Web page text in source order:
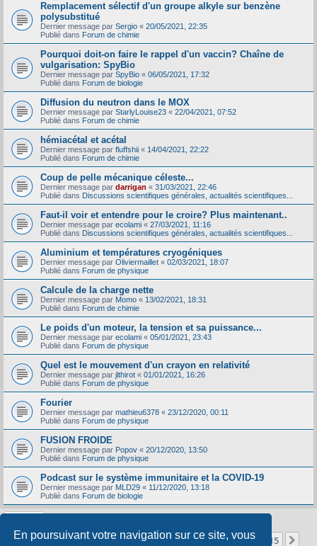
En poursuivant votre navigation sur ce site, vous
Remplacement sélectif d'un groupe alkyle sur benzène
polysubstitué
Dernier message par Sergio « 20/05/2021, 22:35
Publié dans Forum de chimie
Pourquoi doit-on faire le rappel d'un vaccin? Chaîne de
vulgarisation: SpyBio
Dernier message par SpyBio « 06/05/2021, 17:32
Publié dans Forum de biologie
Diffusion du neutron dans le MOX
Dernier message par StarlyLouise23 « 22/04/2021, 07:52
Publié dans Forum de chimie
hémiacétal et acétal
Dernier message par fluffshii « 14/04/2021, 22:22
Publié dans Forum de chimie
Coup de pelle mécanique céleste...
Dernier message par darrigan « 31/03/2021, 22:46
Publié dans Discussions scientifiques générales, actualités scientifiques...
Faut-il voir et entendre pour le croire? Plus maintenant..
Dernier message par ecolami « 27/03/2021, 11:16
Publié dans Discussions scientifiques générales, actualités scientifiques...
Aluminium et températures cryogéniques
Dernier message par Oliviermaillet « 02/03/2021, 18:07
Publié dans Forum de physique
Calcule de la charge nette
Dernier message par Momo « 13/02/2021, 18:31
Publié dans Forum de chimie
Le poids d'un moteur, la tension et sa puissance...
Dernier message par ecolami « 05/01/2021, 23:43
Publié dans Forum de physique
Quel est le mouvement d'un crayon en relativité
Dernier message par jlthirot « 01/01/2021, 16:26
Publié dans Forum de physique
Fourier
Dernier message par mathieu6378 « 23/12/2020, 00:11
Publié dans Forum de physique
FUSION FROIDE
Dernier message par Popov « 20/12/2020, 13:50
Publié dans Forum de physique
Podcast sur le système immunitaire et la COVID-19
Dernier message par MLD29 « 11/12/2020, 13:18
Publié dans Forum de biologie
La recherche a retourné 356 résultats Page 1sur15
1 2 3 4 5 … 15